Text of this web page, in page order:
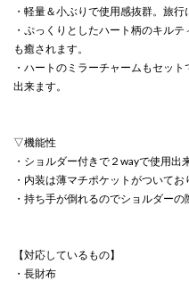
・軽量＆小ぶりで使用感抜群。旅
・ぷっくりとしたハート柄のキル
も癒されます。
・ハートのミラーチャームもセッ
出来ます。
▽機能性
・ショルダー付きで２wayで使用出
・内装は薄マチポケットがついてお
・持ち手が倒れるのでショルダーの
【対応しているもの】
・長財布